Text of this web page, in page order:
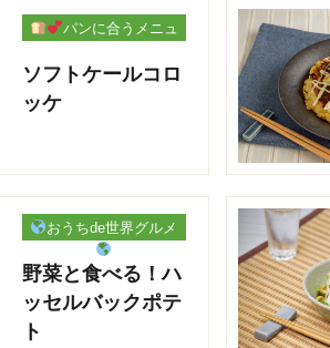
パンに合うメニュ
ソフトケールコロ
ッケ
おうちde世界グルメ
野菜と食べる！ハ
ッセルバックポテ
ト